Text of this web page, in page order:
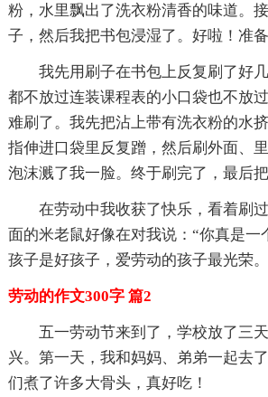
粉，水里飘出了洗衣粉清香的味道。
子，然后我把书包浸湿了。好啦！准备
我先用刷子在书包上反复刷了好
都不放过连装课程表的小口袋也不放
难刷了。我先把沾上带有洗衣粉的水
指伸进口袋里反复蹭，然后刷外面、
泡沫溅了我一脸。终于刷完了，最后
在劳动中我收获了快乐，看着刷
面的米老鼠好像在对我说：“你真是一
孩子是好孩子，爱劳动的孩子最光荣。
劳动的作文300字 篇2
五一劳动节来到了，学校放了三
兴。第一天，我和妈妈、弟弟一起去
们煮了许多大骨头，真好吃！